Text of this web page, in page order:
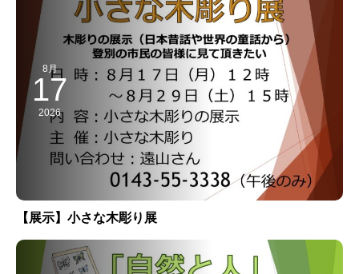
8月
17
2026
【展示】小さな木彫り展